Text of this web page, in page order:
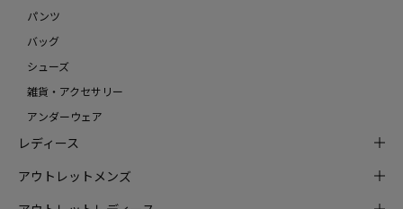
パンツ
バッグ
シューズ
雑貨・アクセサリー
アンダーウェア
レディース
アウトレットメンズ